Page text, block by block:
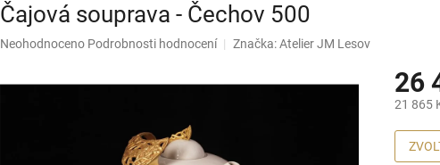
Čajová souprava - Čechov 500
Průměrné
Neohodnoceno Podrobnosti hodnocení Značka:Atelier JM Lesov
26
21 865
Měrná
cena: